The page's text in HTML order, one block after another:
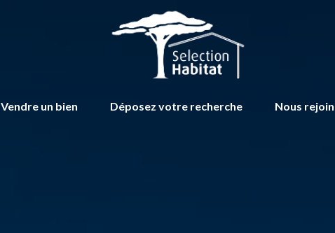
Vendre un bien Déposez votre recherche Nous